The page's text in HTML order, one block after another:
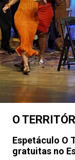
O
Espetáculo O
gratuitas no